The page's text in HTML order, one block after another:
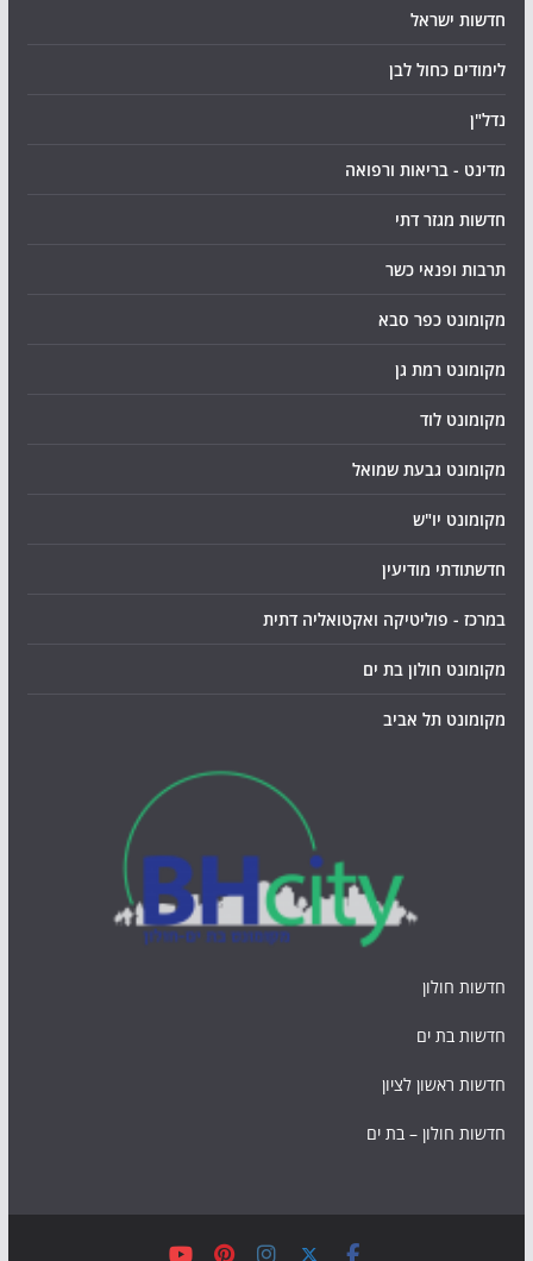
חדשות ישראל
לימודים כחול לבן
נדל"ן
מדינט - בריאות ורפואה
חדשות מגזר דתי
תרבות ופנאי כשר
מקומונט כפר סבא
מקומונט רמת גן
מקומונט לוד
מקומונט גבעת שמואל
מקומונט יו"ש
חדשתודתי מודיעין
במרכז - פוליטיקה ואקטואליה דתית
מקומונט חולון בת ים
מקומונט תל אביב
חדשות חולון
חדשות בת ים
חדשות ראשון לציון
חדשות חולון – בת ים